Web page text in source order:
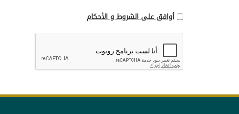
أوافق على الشروط و الأحكام